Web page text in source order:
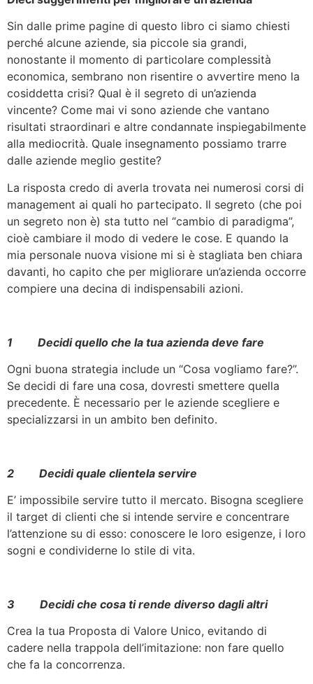
Sin dalle prime pagine di questo libro ci siamo chiesti
perché alcune aziende, sia piccole sia grandi,
nonostante il momento di particolare complessità
economica, sembrano non risentire o avvertire meno la
cosiddetta crisi? Qual è il segreto di un’azienda
vincente? Come mai vi sono aziende che vantano
risultati straordinari e altre condannate inspiegabilmente
alla mediocrità. Quale insegnamento possiamo trarre
dalle aziende meglio gestite?
La risposta credo di averla trovata nei numerosi corsi di
management ai quali ho partecipato. Il segreto (che poi
un segreto non è) sta tutto nel “cambio di paradigma”,
cioè cambiare il modo di vedere le cose. E quando la
mia personale nuova visione mi si è stagliata ben chiara
davanti, ho capito che per migliorare un’azienda occorre
compiere una decina di indispensabili azioni.
1 Decidi quello che la tua azienda deve fare
Ogni buona strategia include un “Cosa vogliamo fare?”.
Se decidi di fare una cosa, dovresti smettere quella
precedente. È necessario per le aziende scegliere e
specializzarsi in un ambito ben definito.
2 Decidi quale clientela servire
E’ impossibile servire tutto il mercato. Bisogna scegliere
il target di clienti che si intende servire e concentrare
l’attenzione su di esso: conoscere le loro esigenze, i loro
sogni e condividerne lo stile di vita.
3 Decidi che cosa ti rende diverso dagli altri
Crea la tua Proposta di Valore Unico, evitando di
cadere nella trappola dell’imitazione: non fare quello
che fa la concorrenza.